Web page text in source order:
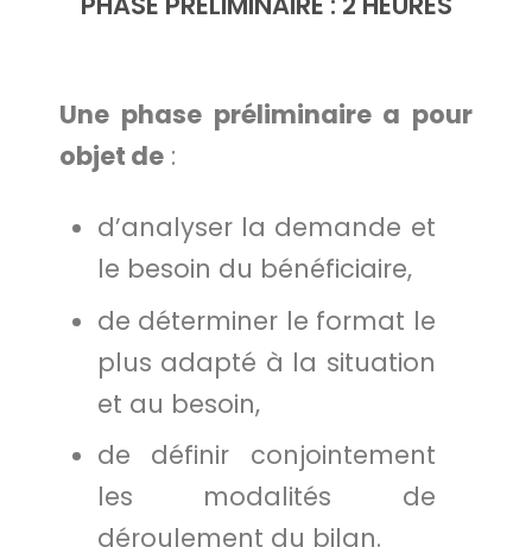
Une phase préliminaire a pour
objet de :
d’analyser la demande et
le besoin du bénéficiaire,
de déterminer le format le
plus adapté à la situation
et au besoin,
de définir conjointement
les modalités de
déroulement du bilan.